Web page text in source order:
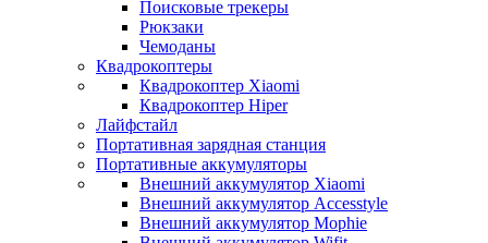
Поисковые трекеры
Рюкзаки
Чемоданы
Квадрокоптеры
Квадрокоптер Xiaomi
Квадрокоптер Hiper
Лайфстайл
Портативная зарядная станция
Портативные аккумуляторы
Внешний аккумулятор Xiaomi
Внешний аккумулятор Accesstyle
Внешний аккумулятор Mophie